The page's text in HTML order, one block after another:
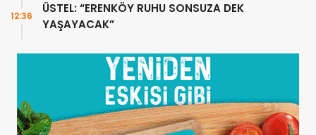
ÜSTEL: “ERENKÖY RUHU SONSUZA DEK
YAŞAYACAK”
12:36